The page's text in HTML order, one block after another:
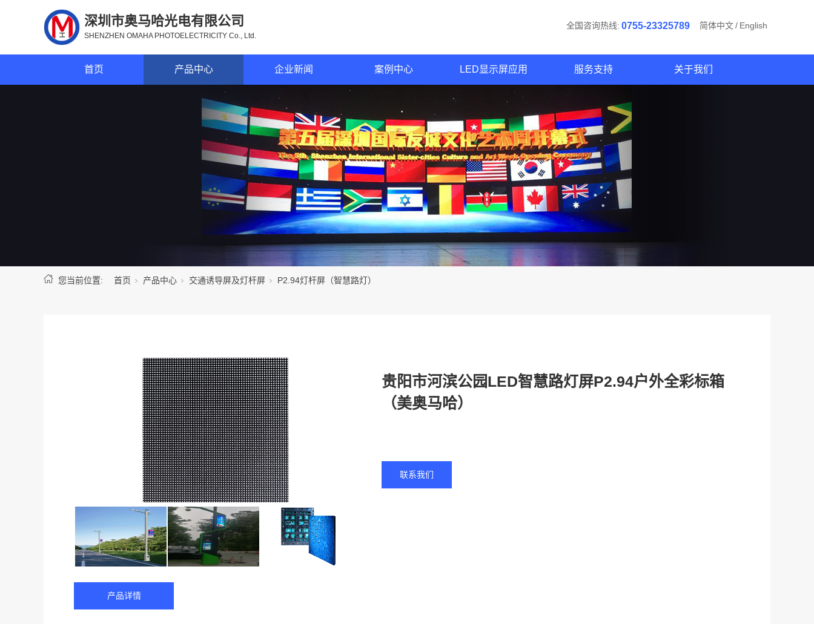
深圳市奥马哈光电有限公司
SHENZHEN OMAHA PHOTOELECTRICITY Co., Ltd.
全国咨询热线: 0755-23325789 简体中文/ English
首页 产品中心 企业新闻 案例中心 LED显示屏应用 服务支持 关于我们
您当前位置: 首页 产品中心 交通诱导屏及灯杆屏 P2.94灯杆屏（智慧路灯）
贵阳市河滨公园LED智慧路灯屏P2.94户外全彩标箱
（美奥马哈）
联系我们
产品详情